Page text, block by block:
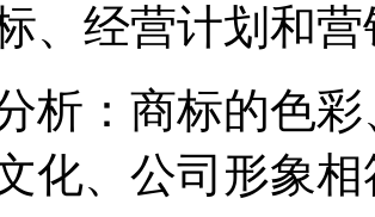
、经营计划和
析：商标的色
化、公司形象